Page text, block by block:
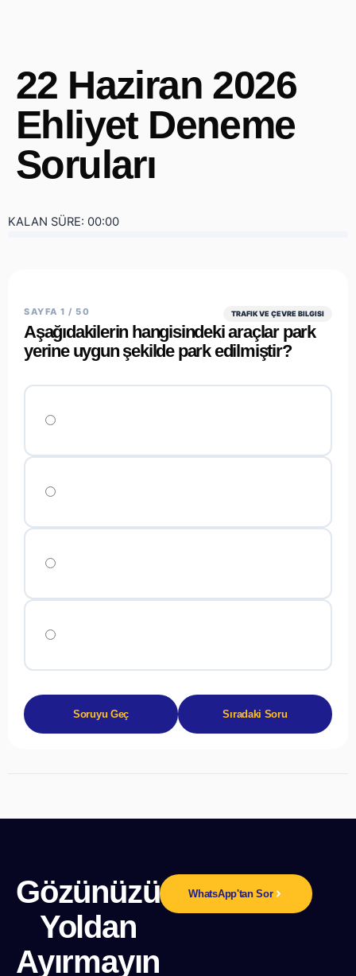
22 Haziran 2026
Ehliyet Deneme
Soruları
KALAN SÜRE: 00:00
SAYFA 1 / 50 TRAFIK VE ÇEVRE BILGISI
Aşağıdakilerin hangisindeki araçlar park
yerine uygun şekilde park edilmiştir?
Soruyu Geç Sıradaki Soru
Gözünüzü
Yoldan
Ayırmayın
WhatsApp'tan Sor